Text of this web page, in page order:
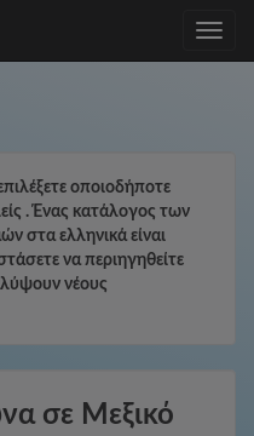
Toggle
οποιοδήποτε
. Ένας κατάλογος των
στα ελληνικά είναι
να περιηγηθείτε
νέους
σε Μεξικό